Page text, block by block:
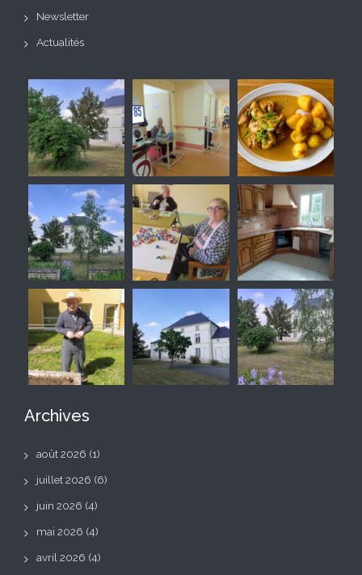
Newsletter
Actualités
Archives
août 2026 (1)
juillet 2026 (6)
juin 2026 (4)
mai 2026 (4)
avril 2026 (4)